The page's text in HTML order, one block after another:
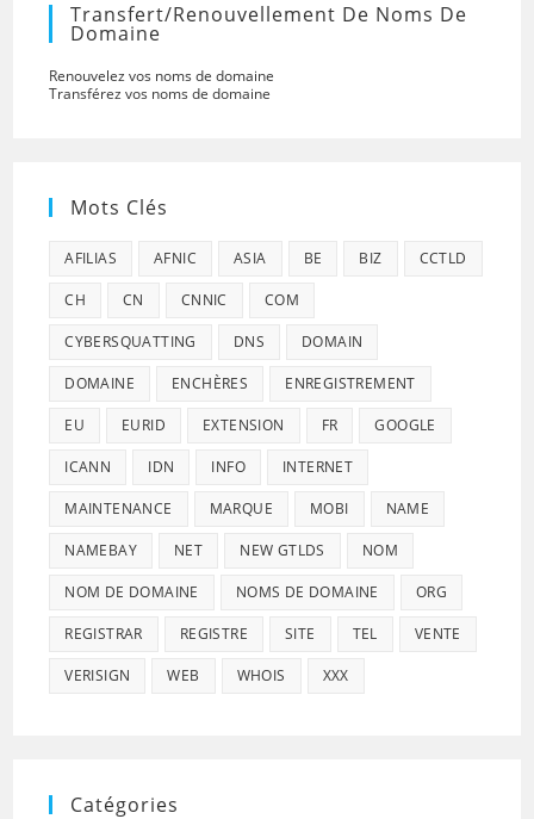
Transfert/renouvellement De Noms De
Domaine
Renouvelez vos noms de domaine
Transférez vos noms de domaine
Mots Clés
AFILIAS AFNIC ASIA BE BIZ CCTLD
CH CN CNNIC COM
CYBERSQUATTING DNS DOMAIN
DOMAINE ENCHÈRES ENREGISTREMENT
EU EURID EXTENSION FR GOOGLE
ICANN IDN INFO INTERNET
MAINTENANCE MARQUE MOBI NAME
NAMEBAY NET NEW GTLDS NOM
NOM DE DOMAINE NOMS DE DOMAINE ORG
REGISTRAR REGISTRE SITE TEL VENTE
VERISIGN WEB WHOIS XXX
Catégories